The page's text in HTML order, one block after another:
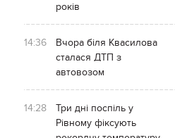
років
14:36
Вчора біля Квасилова
сталася ДТП з
автовозом
14:28
Три дні поспіль у
Рівному фіксують